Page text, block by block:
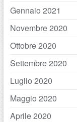
Gennaio 2021
Novembre 2020
Ottobre 2020
Settembre 2020
Luglio 2020
Maggio 2020
Aprile 2020